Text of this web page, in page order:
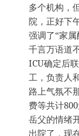
多个机构，
院，正好下
强调了“家属
千言万语道
ICU确定后
工，负责人
路上气氛不
费等共计800
岳父的情绪
出院了，现